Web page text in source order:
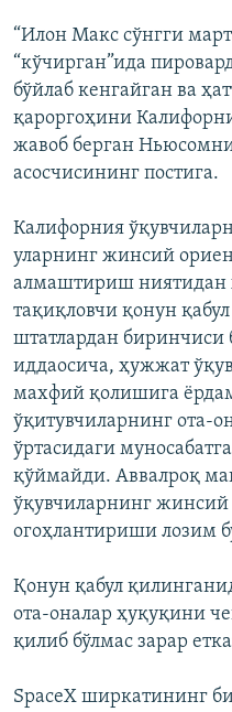
“Илон Макс сўнгги
“кўчирган”ида
бўйлаб кенгайган ва
қароргоҳини
жавоб берган
асосчисининг постига.
Калифорния
уларнинг жинсий
алмаштириш ниятидан
тақиқловчи қонун
штатлардан биринчиси
иддаосича, ҳужжат
махфий қолишига
ўқитувчиларнинг ота-
ўртасидаги
қўймайди. Аввалроқ
ўқувчиларнинг
огоҳлантириши лозим
Қонун қабул
ота-оналар ҳуқуқини
қилиб бўлмас зарар
SpaceX ширкатининг